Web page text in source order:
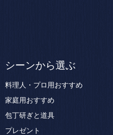
シーンから選ぶ
料理人・プロ用おすすめ
家庭用おすすめ
包丁研ぎと道具
プレゼント